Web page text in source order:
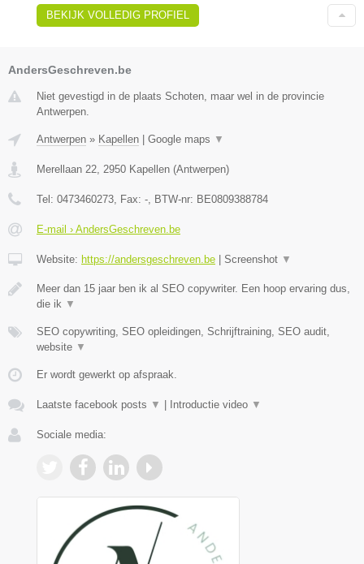
BEKIJK VOLLEDIG PROFIEL
AndersGeschreven.be
Niet gevestigd in de plaats Schoten, maar wel in de provincie
Antwerpen.
Antwerpen » Kapellen | Google maps ▼
Merellaan 22 2950 Kapellen (Antwerpen)
Tel: 0473460273 , Fax: - , BTW-nr: BE0809388784
E-mail › AndersGeschreven.be
Website: https://andersgeschreven.be | Screenshot ▼
Meer dan 15 jaar ben ik al SEO copywriter. Een hoop ervaring dus,
die ik ▼
SEO copywriting, SEO opleidingen, Schrijftraining, SEO audit,
website ▼
Er wordt gewerkt op afspraak.
Laatste facebook posts ▼ | Introductie video ▼
Sociale media: